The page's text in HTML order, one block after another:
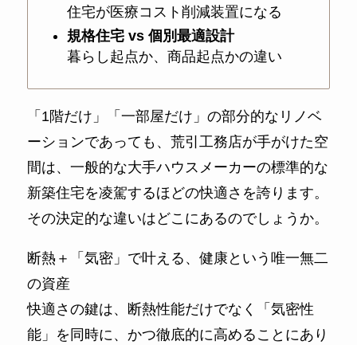
住宅が医療コスト削減装置になる
規格住宅 vs 個別最適設計
暮らし起点か、商品起点かの違い
「1階だけ」「一部屋だけ」の部分的なリノベ
ーションであっても、荒引工務店が手がけた空
間は、一般的な大手ハウスメーカーの標準的な
新築住宅を凌駕するほどの快適さを誇ります。
その決定的な違いはどこにあるのでしょうか。
断熱＋「気密」で叶える、健康という唯一無二
の資産
快適さの鍵は、断熱性能だけでなく「気密性
能」を同時に、かつ徹底的に高めることにあり